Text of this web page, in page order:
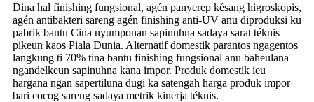
Dina hal finishing fungsional, agén panyerep késang higroskopis,
agén antibakteri sareng agén finishing anti-UV anu diproduksi ku
pabrik bantu Cina nyumponan sapinuhna sadaya sarat téknis
pikeun kaos Piala Dunia. Alternatif domestik parantos ngagentos
langkung ti 70% tina bantu finishing fungsional anu baheulana
ngandelkeun sapinuhna kana impor. Produk domestik ieu
hargana ngan sapertiluna dugi ka satengah harga produk impor
bari cocog sareng sadaya metrik kinerja téknis.